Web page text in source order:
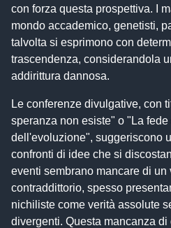
con forza questa prospettiva. I
mondo accademico, genetisti,
talvolta si esprimono con
trascendenza, considerandola
addirittura dannosa.
Le conferenze divulgative, con
speranza non esiste" o "La fede
dell'evoluzione", suggeriscono
confronti di idee che si
eventi sembrano mancare di un
contraddittorio, spesso
nichiliste come verità assolute
divergenti. Questa mancanza